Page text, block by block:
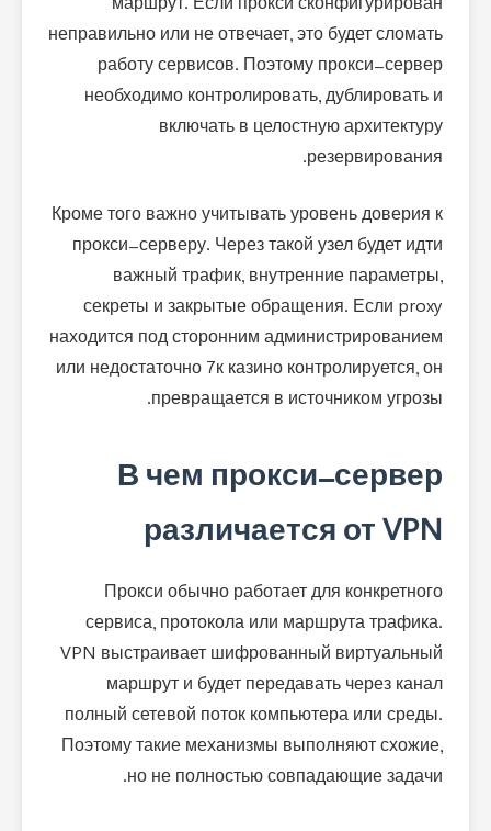
неправильно или не отвечает, это будет сломать
работу сервисов. Поэтому прокси-сервер
необходимо контролировать, дублировать и
включать в целостную архитектуру
резервирования.
Кроме того важно учитывать уровень доверия к
прокси-серверу. Через такой узел будет идти
важный трафик, внутренние параметры,
секреты и закрытые обращения. Если proxy
находится под сторонним администрированием
или недостаточно 7к казино контролируется, он
превращается в источником угрозы.
В чем прокси-сервер
различается от VPN
Прокси обычно работает для конкретного
сервиса, протокола или маршрута трафика.
VPN выстраивает шифрованный виртуальный
маршрут и будет передавать через канал
полный сетевой поток компьютера или среды.
Поэтому такие механизмы выполняют схожие,
но не полностью совпадающие задачи.